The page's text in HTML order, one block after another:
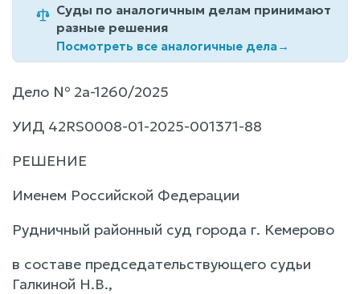
Суды по аналогичным делам принимают
разные решения
Посмотреть все аналогичные дела→
Дело № 2а-1260/2025
УИД 42RS0008-01-2025-001371-88
РЕШЕНИЕ
Именем Российской Федерации
Рудничный районный суд города г. Кемерово
в составе председательствующего судьи
Галкиной Н.В.,